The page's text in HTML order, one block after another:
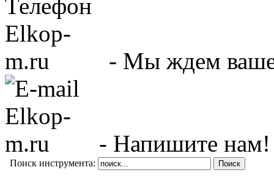
- Мы ждем
- Напишите нам!
Поиск инструмента: